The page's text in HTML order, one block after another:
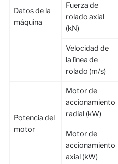
Datos de la
máquina
Fuerza de
rolado axial
(kN)
Velocidad de
la línea de
rolado (m/s)
Potencia del
motor
Motor de
accionamiento
radial (kW)
Motor de
accionamiento
axial (kW)